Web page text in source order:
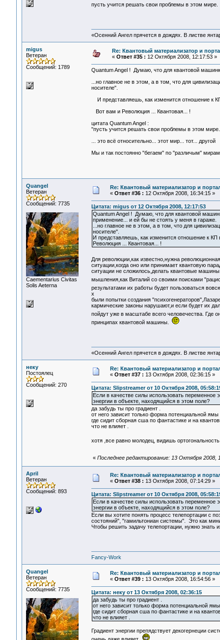
пусть учится решать свои проблемы в этом
«Осенний Ангел прячется в дождях. В листве
migus
Ветеран
Сообщений: 1789
Re: Квантовый материализатор и
« Ответ #35 : 12 Октября 2008, 12:17:53 »
Quantum Angel ! Думаю, что для квантовой
...но главное не в этом, а в том, что для
носителе".
И представляешь, как изменится отношение к
Вот вам и Революция ... Квантовая... !
цитата Quantum Angel :
"пусть учится решать свои проблемы в этом
... это всё относительно... этот мир... тот... другой
Мы и так постоянно "бегаем" по "различым"
Quangel
Ветеран
Сообщений: 7735
Сaementarius Civitas
Solis Aeterna
Re: Квантовый материализатор и
« Ответ #36 : 12 Октября 2008, 16:34:15 »
Цитата: migus от 12 Октября 2008, 12:17:53
Quantum Angel ! Думаю, что для квантовой
применение... и ей бы не стоять у меня в гараже.
...но главное не в этом, а в том, что для
носителе".
И представляешь, как изменится отношение к
Революция ... Квантовая... !
Для революции,как известно,нужна
ситуации,когда оно или принимает квантовую
ситуации не сложилось,делать квантовые
мышления,как Виталий со своими поисками
результатами их работы будет пользоваться
х
были попытки создания
кармические законы нарушают,и если будет их
пойдут уже в масштабе всего человечества. Где
принципах квантовой машины.
«Осенний Ангел прячется в дождях. В листве
неку
Постоялец
Сообщений: 270
Re: Квантовый материализатор и
« Ответ #37 : 13 Октября 2008, 02:36:15 »
Цитата: Slipstreamer от 10 Октября 2008,
Если в качестве силы использовать переменное
энергии в объекте, находящийся в этом поле?
да забудь ты про градиент .
от него зависит только форма потенциальной
где сидит сборная сша по фантастике и на
что не влияет .
хотя ,все равно молодец, видишь
« Последнее редактирование: 13 Октября 2008,
April
Ветеран
Сообщений: 893
Re: Квантовый материализатор и
« Ответ #38 : 13 Октября 2008, 07:14:29 »
Цитата: Slipstreamer от 10 Октября 2008,
Если в качестве силы использовать переменное
энергии в объекте, находящийся в этом поле?
Если вы хотите понять процесс телепортации с
состояний", "гамильтониан системы". Это как
Чтобы решить задачу телепортации, нужно знать
Fancy-Work
Quangel
Ветеран
Сообщений: 7735
Re: Квантовый материализатор и
« Ответ #39 : 13 Октября 2008, 16:54:56 »
Цитата: неку от 13 Октября 2008, 02:36:15
да забудь ты про градиент .
от него зависит только форма потенциальной
где сидит сборная сша по фантастике и на
что не влияет .
Градиент энергии препядствует декогернеции